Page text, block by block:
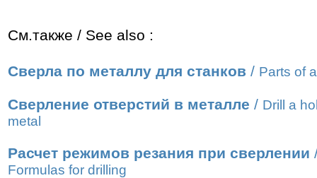
См.также / See also :
Сверла по металлу для станков / Parts of
Сверление отверстий в металле / Drill a
metal
Расчет режимов резания при сверлении
Formulas for drilling